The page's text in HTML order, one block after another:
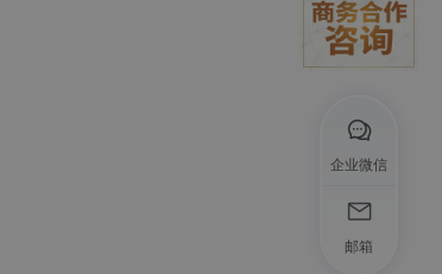
企业微信
邮箱